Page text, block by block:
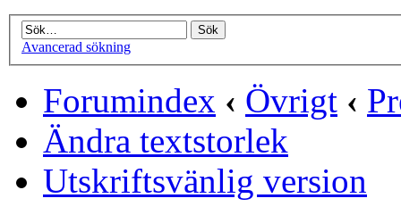
Avancerad sökning
Forumindex ‹ Övrigt ‹
Ändra textstorlek
Utskriftsvänlig version